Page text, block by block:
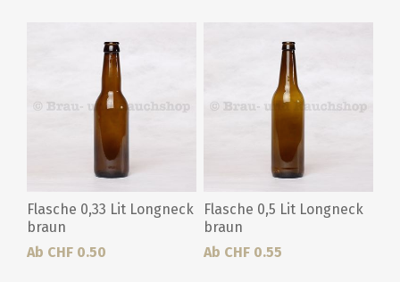
Flasche 0,33 Lit Longneck
braun
Ab CHF 0.50
Flasche 0,5 Lit Longneck
braun
Ab CHF 0.55